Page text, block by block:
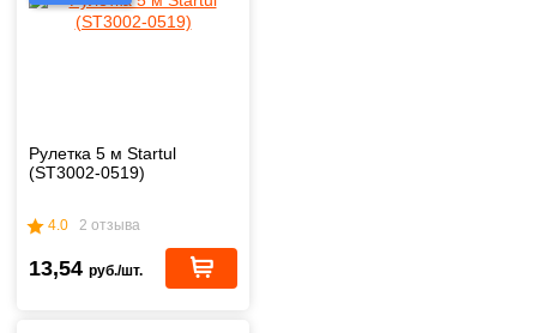
Рулетка 5 м Startul
(ST3002-0519)
4.0 2 отзыва
13,54 руб./шт.